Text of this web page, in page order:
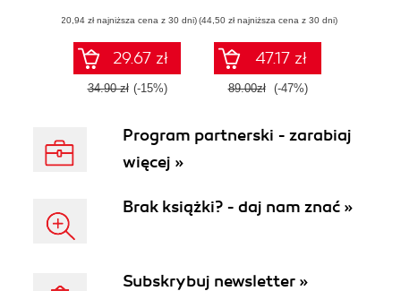
(20,94 zł najniższa cena z 30 dni)
29.67 zł
34.90 zł (-15%)
(44,50 zł najniższa cena z 30 dni)
47.17 zł
89.00zł (-47%)
Program partnerski - zarabiaj
więcej »
Brak książki? - daj nam znać »
Subskrybuj newsletter »